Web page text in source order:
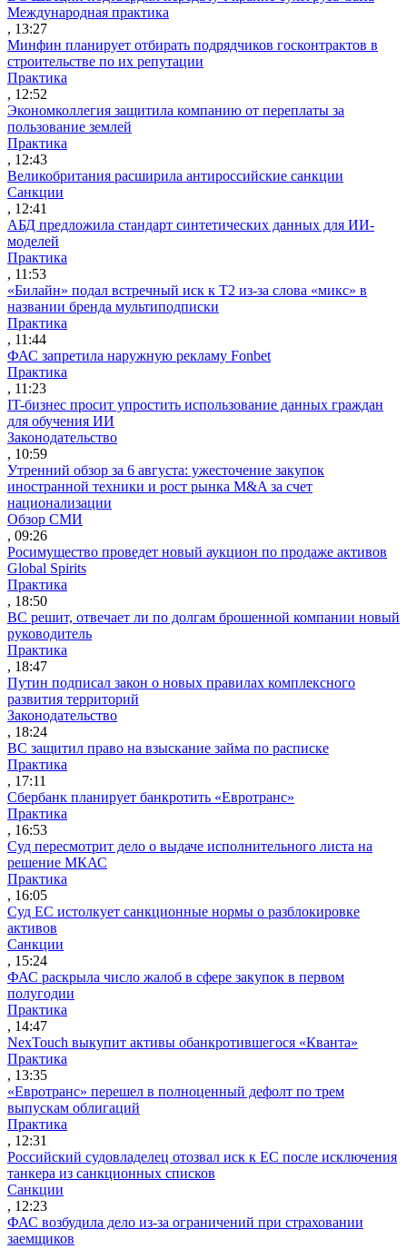
Международная практика
, 13:27
Минфин планирует отбирать подрядчиков госконтрактов в
строительстве по их репутации
Практика
, 12:52
Экономколлегия защитила компанию от переплаты за
пользование землей
Практика
, 12:43
Великобритания расширила антироссийские санкции
Санкции
, 12:41
АБД предложила стандарт синтетических данных для ИИ-
моделей
Практика
, 11:53
«Билайн» подал встречный иск к Т2 из-за слова «микс» в
названии бренда мультиподписки
Практика
, 11:44
ФАС запретила наружную рекламу Fonbet
Практика
, 11:23
IT-бизнес просит упростить использование данных граждан
для обучения ИИ
Законодательство
, 10:59
Утренний обзор за 6 августа: ужесточение закупок
иностранной техники и рост рынка M&A за счет
национализации
Обзор СМИ
, 09:26
Росимущество проведет новый аукцион по продаже активов
Global Spirits
Практика
, 18:50
ВС решит, отвечает ли по долгам брошенной компании новый
руководитель
Практика
, 18:47
Путин подписал закон о новых правилах комплексного
развития территорий
Законодательство
, 18:24
ВС защитил право на взыскание займа по расписке
Практика
, 17:11
Сбербанк планирует банкротить «Евротранс»
Практика
, 16:53
Суд пересмотрит дело о выдаче исполнительного листа на
решение МКАС
Практика
, 16:05
Суд ЕС истолкует санкционные нормы о разблокировке
активов
Санкции
, 15:24
ФАС раскрыла число жалоб в сфере закупок в первом
полугодии
Практика
, 14:47
NexTouch выкупит активы обанкротившегося «Кванта»
Практика
, 13:35
«Евротранс» перешел в полноценный дефолт по трем
выпускам облигаций
Практика
, 12:31
Российский судовладелец отозвал иск к ЕС после исключения
танкера из санкционных списков
Санкции
, 12:23
ФАС возбудила дело из-за ограничений при страховании
заемщиков